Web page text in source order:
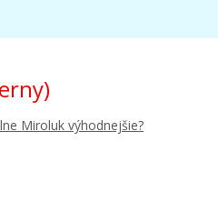
Miroluk výhodnejšie?